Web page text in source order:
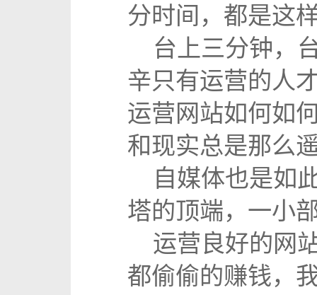
分时间，都是这
台上三分钟，
辛只有运营的人
运营网站如何如
和现实总是那么
自媒体也是如
塔的顶端，一小
运营良好的网
都偷偷的赚钱，